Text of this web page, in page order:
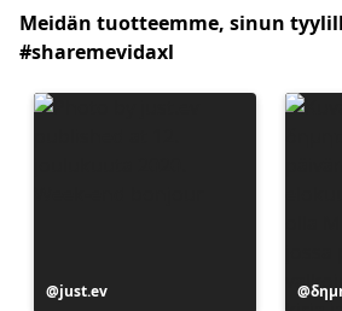
Meidän tuotteemme, sinun
#sharemevidaxl
Julkaissut
just.ev